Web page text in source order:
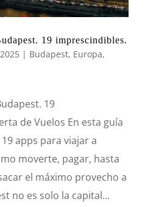
19 imprescindibles.
| Budapest, Europa,
19
de Vuelos En esta guía
apps para viajar a
moverte, pagar, hasta
el máximo provecho a
no es solo la capital...